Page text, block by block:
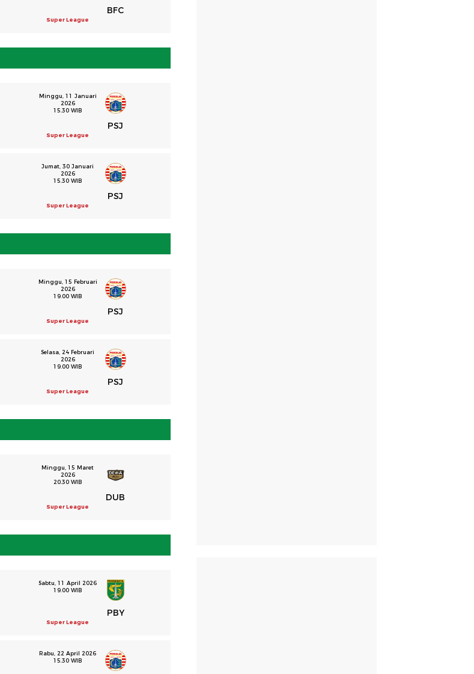
BFC
Super League
Minggu, 11 Januari
2026
15.30 WIB
PSJ
Super League
Jumat, 30 Januari
2026
15.30 WIB
PSJ
Super League
Minggu, 15 Februari
2026
19.00 WIB
PSJ
Super League
Selasa, 24 Februari
2026
19.00 WIB
PSJ
Super League
Minggu, 15 Maret
2026
20.30 WIB
DUB
Super League
Sabtu, 11 April 2026
19.00 WIB
PBY
Super League
Rabu, 22 April 2026
15.30 WIB